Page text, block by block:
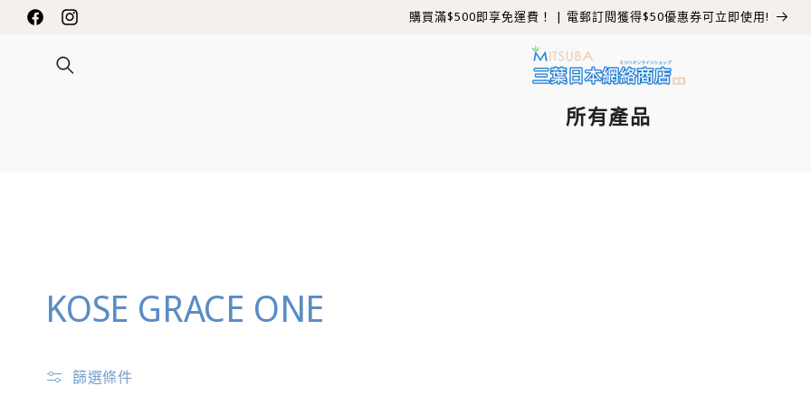
跳至內容
FacebookInstagram
INNESS 限時送禮優惠 購買滿$500即享免運費！ | 電郵訂閱獲得$50優惠券可立即使用!
所有產品
商
KOSE GRACE ONE
篩選條件